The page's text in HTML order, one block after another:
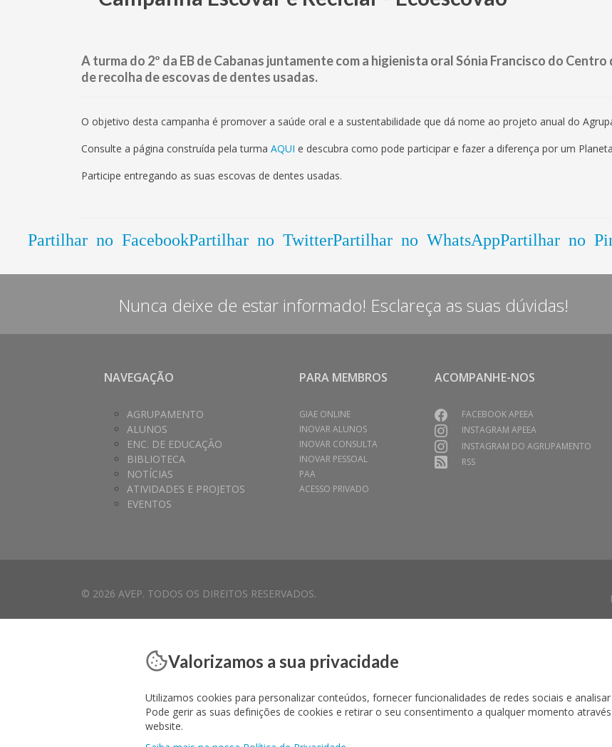
A turma do 2º da EB de Cabanas juntamente com a higienista oral Sónia Francisco do
de recolha de escovas de dentes usadas.
O objetivo desta campanha é promover a saúde oral e a sustentabilidade que dá nome ao projeto anual do
Consulte a página construída pela turma AQUI e descubra como pode participar e fazer a diferença por um
Participe entregando as suas escovas de dentes usadas.
Partilhar no FacebookPartilhar no TwitterPartilhar no WhatsAppPartilhar no
Nunca deixe de estar informado! Esclareça as suas dúvidas!
NAVEGAÇÃO
AGRUPAMENTO
ALUNOS
ENC. DE EDUCAÇÃO
BIBLIOTECA
NOTÍCIAS
ATIVIDADES E PROJETOS
EVENTOS
PARA MEMBROS
GIAE ONLINE
INOVAR ALUNOS
INOVAR CONSULTA
INOVAR PESSOAL
PAA
ACESSO PRIVADO
ACOMPANHE-NOS
FACEBOOK APEEA
INSTAGRAM APEEA
INSTAGRAM DO AGRUPAMENTO
RSS
© 2026 AVEP. TODOS OS DIREITOS RESERVADOS.
Valorizamos a sua privacidade
Utilizamos cookies para personalizar conteúdos, fornecer funcionalidades de redes sociais e
Pode gerir as suas definições de cookies e retirar o seu consentimento a qualquer momento
website.